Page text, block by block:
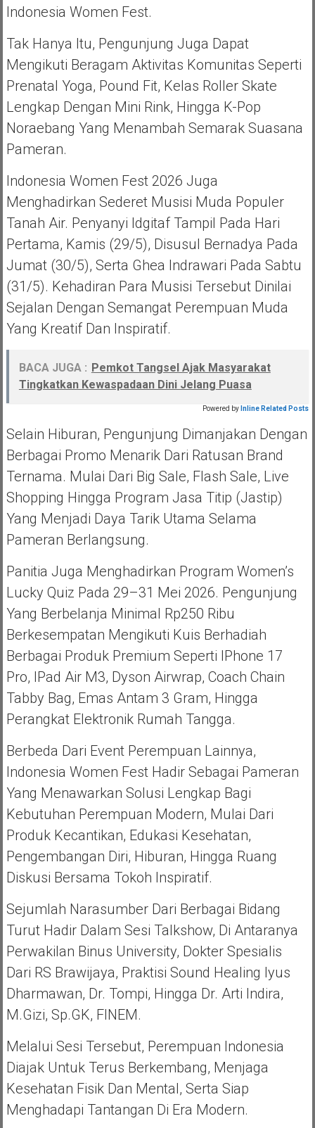
Indonesia Women Fest.
Tak Hanya Itu, Pengunjung Juga Dapat
Mengikuti Beragam Aktivitas Komunitas Seperti
Prenatal Yoga, Pound Fit, Kelas Roller Skate
Lengkap Dengan Mini Rink, Hingga K-Pop
Noraebang Yang Menambah Semarak Suasana
Pameran.
Indonesia Women Fest 2026 Juga
Menghadirkan Sederet Musisi Muda Populer
Tanah Air. Penyanyi Idgitaf Tampil Pada Hari
Pertama, Kamis (29/5), Disusul Bernadya Pada
Jumat (30/5), Serta Ghea Indrawari Pada Sabtu
(31/5). Kehadiran Para Musisi Tersebut Dinilai
Sejalan Dengan Semangat Perempuan Muda
Yang Kreatif Dan Inspiratif.
BACA JUGA : Pemkot Tangsel Ajak Masyarakat
Tingkatkan Kewaspadaan Dini Jelang Puasa
Powered by Inline Related Posts
Selain Hiburan, Pengunjung Dimanjakan Dengan
Berbagai Promo Menarik Dari Ratusan Brand
Ternama. Mulai Dari Big Sale, Flash Sale, Live
Shopping Hingga Program Jasa Titip (jastip)
Yang Menjadi Daya Tarik Utama Selama
Pameran Berlangsung.
Panitia Juga Menghadirkan Program Women’s
Lucky Quiz Pada 29–31 Mei 2026. Pengunjung
Yang Berbelanja Minimal Rp250 Ribu
Berkesempatan Mengikuti Kuis Berhadiah
Berbagai Produk Premium Seperti IPhone 17
Pro, IPad Air M3, Dyson Airwrap, Coach Chain
Tabby Bag, Emas Antam 3 Gram, Hingga
Perangkat Elektronik Rumah Tangga.
Berbeda Dari Event Perempuan Lainnya,
Indonesia Women Fest Hadir Sebagai Pameran
Yang Menawarkan Solusi Lengkap Bagi
Kebutuhan Perempuan Modern, Mulai Dari
Produk Kecantikan, Edukasi Kesehatan,
Pengembangan Diri, Hiburan, Hingga Ruang
Diskusi Bersama Tokoh Inspiratif.
Sejumlah Narasumber Dari Berbagai Bidang
Turut Hadir Dalam Sesi Talkshow, Di Antaranya
Perwakilan Binus University, Dokter Spesialis
Dari RS Brawijaya, Praktisi Sound Healing Iyus
Dharmawan, Dr. Tompi, Hingga Dr. Arti Indira,
M.Gizi, Sp.GK, FINEM.
Melalui Sesi Tersebut, Perempuan Indonesia
Diajak Untuk Terus Berkembang, Menjaga
Kesehatan Fisik Dan Mental, Serta Siap
Menghadapi Tantangan Di Era Modern.